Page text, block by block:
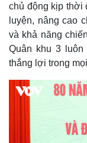
chủ động kịp thời
luyện, nâng cao
và khả năng
Quân khu 3
thắng lợi trong